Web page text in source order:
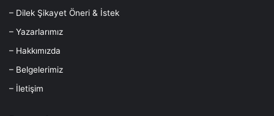
– Dilek Şikayet Öneri & İstek
– Yazarlarımız
– Hakkımızda
– Belgelerimiz
– İletişim